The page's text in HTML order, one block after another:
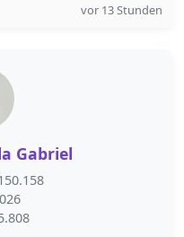
vor 13 Stunden
Gabriel